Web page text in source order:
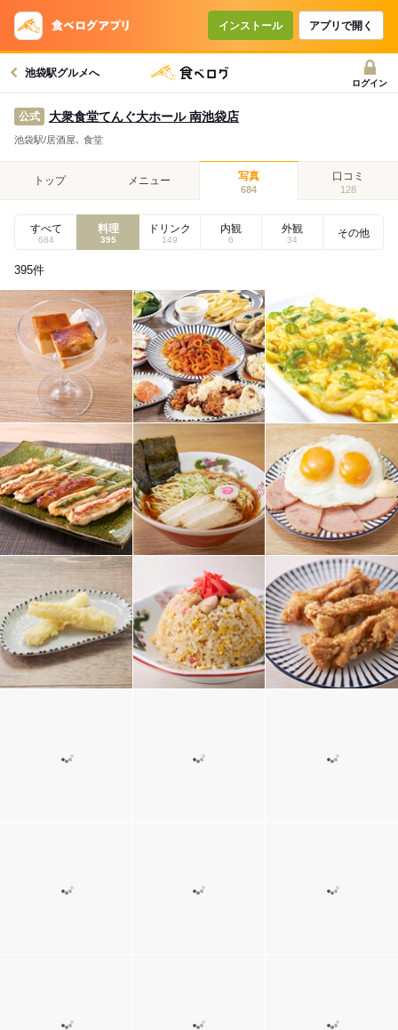
インストール アプリで開く
池袋駅グルメへ
ログイン
公式 大衆食堂てんぐ大ホール 南池袋店
池袋駅/居酒屋､ 食堂
トップ メニュー 写真
684
口コミ
128
すべて
684
料理
395
ドリンク
149
内観
6
外観
34
その他
395件